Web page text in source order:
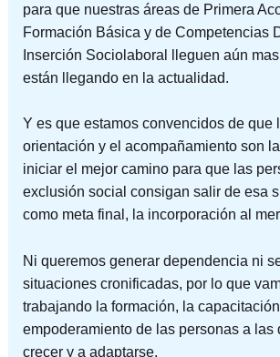
para que nuestras áreas de Primera
Formación Básica y de Competencias
Inserción Sociolaboral lleguen aún
están llegando en la actualidad.
Y es que estamos convencidos de que
orientación y el acompañamiento son
iniciar el mejor camino para que las
exclusión social consigan salir de esa
como meta final, la incorporación al
Ni queremos generar dependencia ni
situaciones cronificadas, por lo que
trabajando la formación, la capacitación
empoderamiento de las personas a las
crecer y a adaptarse.